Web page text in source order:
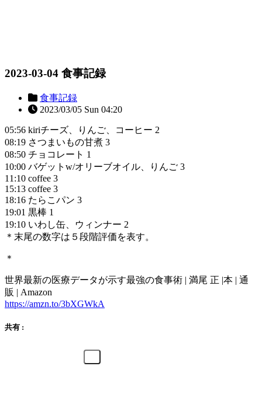
2023-03-04 食事記録
食事記録
2023/03/05 Sun 04:20
05:56 kiriチーズ、りんご、コーヒー 2
08:19 さつまいもの甘煮 3
08:50 チョコレート 1
10:00 バゲットw/オリーブオイル、りんご 3
11:10 coffee 3
15:13 coffee 3
18:16 たらこパン 3
19:01 黒棒 1
19:10 いわし缶、ウィンナー 2
＊末尾の数字は５段階評価を表す。
＊
世界最新の医療データが示す最強の食事術 | 満尾 正 |本 | 通
販 | Amazon
https://amzn.to/3bXGWkA
共有 :